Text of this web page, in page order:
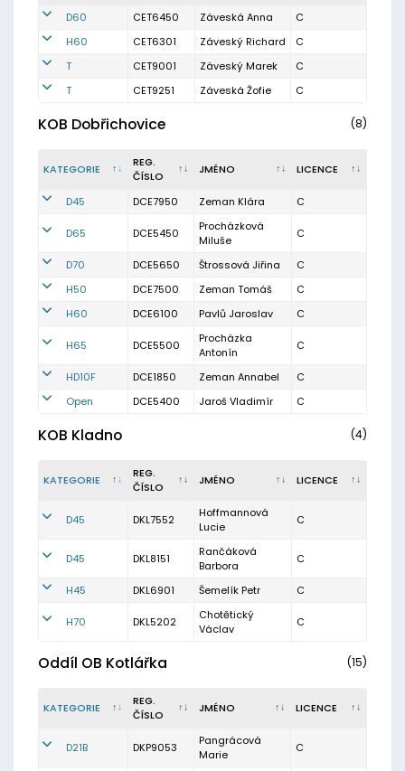
D60 CET6450 Záveská Anna
C
H60
CET6301 Záveský Richard
C
T
CET9001 Záveský Marek
C
T
CET9251 Záveská Žofie C
KOB Dobřichovice (8)
KATEGORIE
REG.
ČÍSLO
JMÉNO LICENCE
D45 DCE7950 Zeman Klára C
D65 DCE5450
Procházková
Miluše
C
D70 DCE5650 Štrossová Jiřina
C
H50
DCE7500 Zeman Tomáš
C
H60
DCE6100 Pavlů Jaroslav C
H65 DCE5500
Procházka
Antonín
C
HD10F DCE1850 Zeman Annabel
C
Open
DCE5400 Jaroš Vladimír C
KOB Kladno (4)
KATEGORIE
REG.
ČÍSLO
JMÉNO LICENCE
D45 DKL7552
Hoffmannová
Lucie
C
D45 DKL8151
Rančáková
Barbora
C
H45 DKL6901 Šemelík Petr C
H70 DKL5202
Chotětický
Václav
C
Oddíl OB Kotlářka (15)
KATEGORIE
REG.
ČÍSLO
JMÉNO LICENCE
D21B DKP9053
Pangrácová
Marie
C